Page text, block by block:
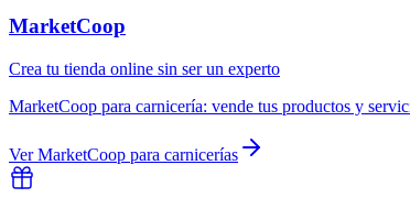
MarketCoop
Crea tu tienda online sin ser un experto
MarketCoop para carnicería: vende tus productos y
VerMarketCoop para carnicerías